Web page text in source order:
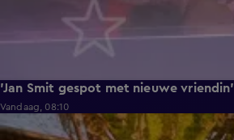
'Jan Smit gespot met nieuwe vriendin'
Vandaag, 08:10
3:12